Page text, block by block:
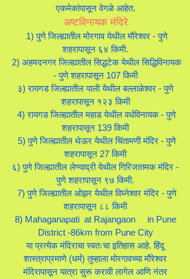
एकमेकांपासून वेगळे आहेत.
अष्टविनायक मंदिरे
1) पुणे जिल्ह्यातील मोरगाव येथील मौरेश्वर - पुणे
शहरापासून ६४ किमी.
2) अहमदनगर जिल्ह्यातील सिद्धटेक येथील सिद्धिविनायक
- पुणे शहरापासून 107 किमी
३) रायगड जिल्ह्यातील पाली येथील बल्लाळेश्वर - पुणे
शहरापासून १२३ किमी
4) रायगड जिल्ह्यातील महाड येथील वर्धविनायक - पुणे
शहरापासून 139 किमी
5) पुणे जिल्ह्यातील थेऊर येथील चिंतामणी मंदिर - पुणे
शहरापासून 27 किमी
६) पुणे जिल्ह्यातील लेण्याद्री येथील गिरिजातमक मंदिर -
पुणे शहरापासून ९७ किमी.
7) पुणे जिल्ह्यातील ओझर येथील विघ्नेश्वर मंदिर - पुणे
शहरापासून ८८ किमी
8) Mahaganapati at Rajangaon in Pune
District -86km from Pune City
या प्रत्येक मंदिराचा स्वतःचा इतिहास आहे. हिंदू
शास्त्राप्रमाणे (धर्म) तुम्हाला मोरगावच्या मौरेश्वर
मंदिरापासून यात्रा सुरू करावी लागेल आणि नंतर